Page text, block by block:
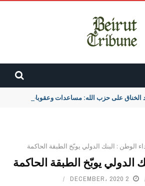
على حزب الله: مساعدات وعقوبات
الوطن : البنك الدولي يوبّخ الطبقة الحاكمة
الدولي يوبّخ الطبقة الحاكمة
2 DECEMBER، 2020